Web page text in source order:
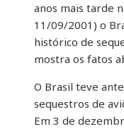
anos mais tarde
11/09/2001) o
histórico de
mostra os fatos
O Brasil teve
sequestros de
Em 3 de